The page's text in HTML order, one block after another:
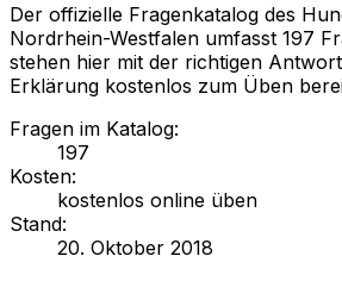
Der offizielle Fragenkatalog des
Nordrhein-Westfalen umfasst 197
stehen hier mit der richtigen
Erklärung kostenlos zum Üben
Fragen im Katalog:
197
Kosten:
kostenlos online üben
Stand:
20. Oktober 2018